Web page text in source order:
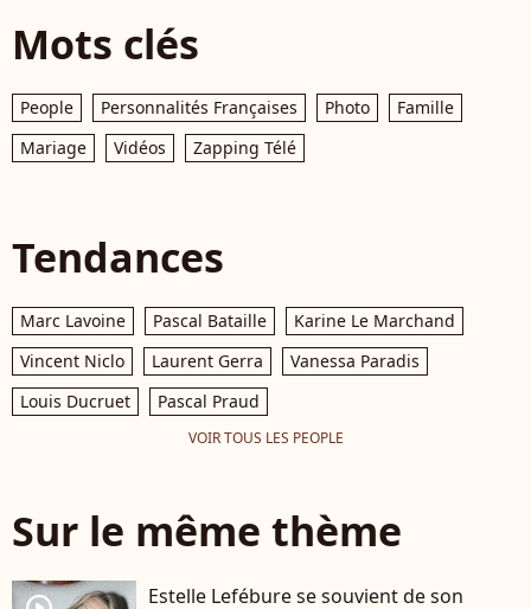
Mots clés
People Personnalités Françaises Photo
Famille
Mariage
Vidéos Zapping Télé
Tendances
Marc Lavoine Pascal Bataille
Karine Le Marchand
Vincent Niclo
Laurent Gerra
Vanessa Paradis
Louis Ducruet
Pascal Praud
VOIR TOUS LES PEOPLE
Sur le même thème
Estelle Lefébure se souvient de son